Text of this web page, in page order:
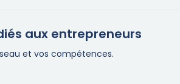
aux entrepreneurs
et vos compétences.